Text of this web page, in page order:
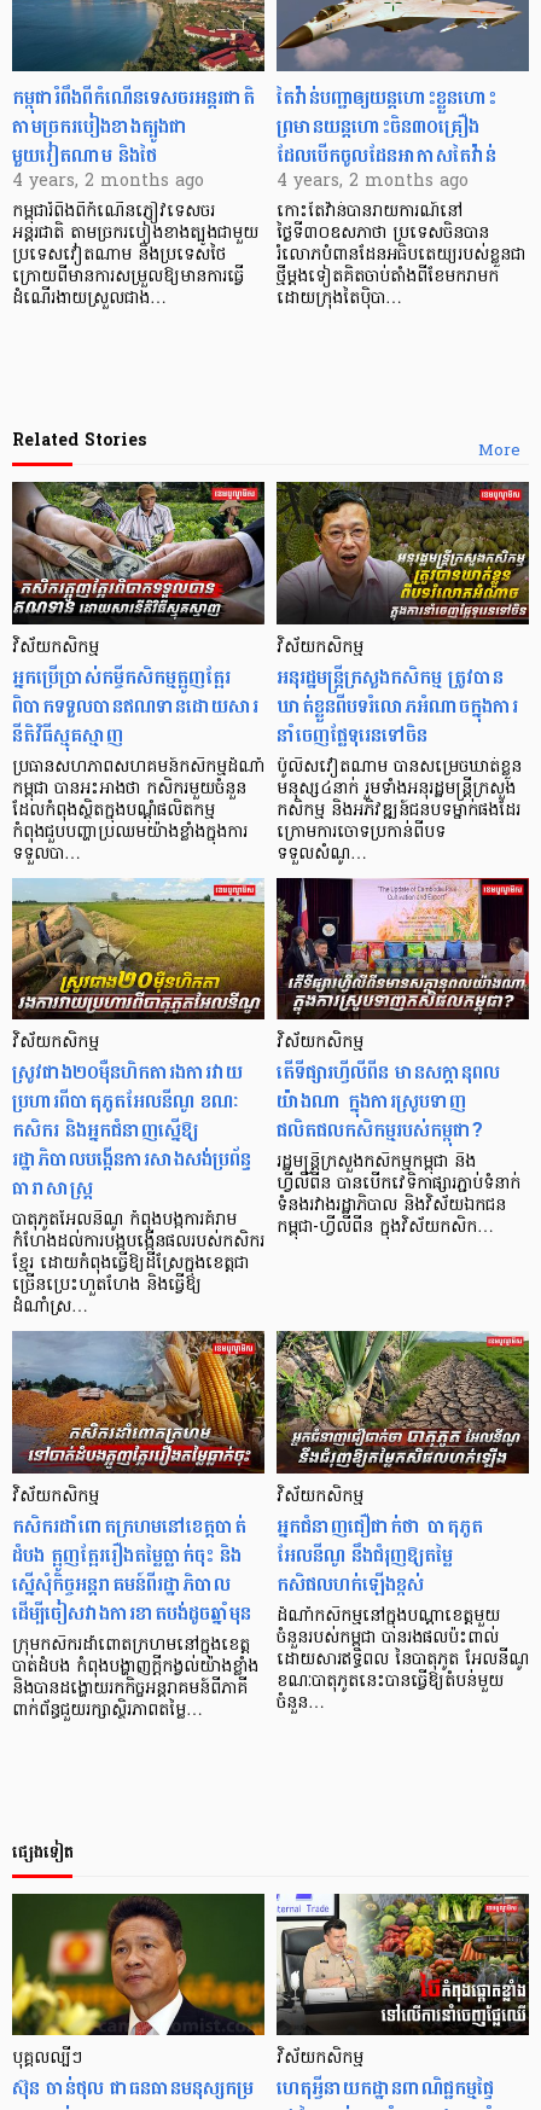
កម្ពុជារំពឹងពីកំណើនទេសចរអន្តរជាតិ
តាមច្រករបៀងខាងត្បូងជា
មួយវៀតណាម និងថៃ
4 years, 2 months ago
កម្ពុជារំពឹងពីកំណើនភ្ញៀវទេសចរ
អន្តរជាតិ តាមច្រករបៀងខាងត្បូងជាមួយ
ប្រទេសវៀតណាម និងប្រទេសថៃ
ក្រោយពីមានការសម្រួលឱ្យមានការធ្វើ
ដំណើរងាយស្រួលជាង…
តៃវ៉ាន់បញ្ជាឲ្យយន្ដហោះខ្លួនហោះ
ព្រមានយន្ដហោះចិន៣០គ្រឿង
ដែលបើកចូលដែនអាកាសតៃវ៉ាន់
4 years, 2 months ago
កោះតៃវ៉ាន់បានរាយការណ៍នៅ
ថ្ងៃទី៣០ឧសភាថា ប្រទេសចិនបាន
រំលោភបំពានដែនអធិបតេយ្យរបស់ខ្លួនជា
ថ្មីម្តងទៀតគិតចាប់តាំងពីខែមករាមក
ដោយក្រុងតៃប៉ិបា…
More
Related Stories
វិស័យកសិកម្ម
អ្នកប្រើប្រាស់កម្ចីកសិកម្មត្អូញត្អែរ
ពិបាកទទួលបានឥណទាន​ដោយសារ
នីតិវិធីស្មុគស្មាញ
ប្រធានសហភាពសហគមន៍កសិកម្មដំណាំ
កម្ពុជា បានអះអាងថា កសិករមួយចំនួន
ដែលកំពុងស្ថិតក្នុងបណ្តុំផលិតកម្ម
កំពុងជួបបញ្ហាប្រឈមយ៉ាងខ្លាំងក្នុងការ
ទទួលបា…
វិស័យកសិកម្ម
អនុរដ្ឋមន្ត្រីក្រសួងកសិកម្ម ត្រូវបាន
ឃាត់ខ្លួនពីបទរំលោភអំណាចក្នុងការ
នាំចេញផ្លែទុរេនទៅចិន
ប៉ូលិសវៀតណាម បានសម្រេចឃាត់ខ្លួន
មនុស្ស៤នាក់ រួមទាំងអនុរដ្ឋមន្ត្រីក្រសួង
កសិកម្ម និងអភិវឌ្ឍន៍ជនបទម្នាក់ផងដែរ
ក្រោមការចោទប្រកាន់ពីបទ
ទទួលសំណូ…
វិស័យកសិកម្ម
ស្រូវជាង២០ម៉ឺនហិកតារងការវាយ
ប្រហារពីបាតុភូតអែលនីណូ ខណៈ
កសិករ និងអ្នកជំនាញស្នើឱ្យ
រដ្ឋាភិបាលបង្កើនការសាងសង់ប្រព័ន្ធ
ធារាសាស្ត្រ
បាតុភូតអែលនីណូ កំពុងបង្កការគំរាម
កំហែងដល់ការបង្កបង្កើនផលរបស់កសិករ
ខ្មែរ ដោយកំពុងធ្វើឱ្យដីស្រែក្នុងខេត្តជា
ច្រើនប្រេះហួតហែង និងធ្វើឱ្យ
ដំណាំស្រ…
វិស័យកសិកម្ម
តើទីផ្សារហ្វីលីពីន មានសក្តានុពល
យ៉ាងណា ក្នុងការស្រូបទាញ
ផលិតផលកសិកម្មរបស់កម្ពុជា?
រដ្ឋមន្ត្រីក្រសួងកសិកម្មកម្ពុជា និង
ហ្វីលីពីន បានបើកវេទិកាផ្សារភ្ជាប់ទំនាក់
ទំនងរវាងរដ្ឋាភិបាល និងវិស័យឯកជន
កម្ពុជា-ហ្វីលីពីន ក្នុងវិស័យកសិក…
វិស័យកសិកម្ម
កសិករដាំពោតក្រហមនៅខេត្តបាត់
ដំបង ត្អូញត្អែររឿងតម្លៃធ្លាក់ចុះ និង
ស្នើសុំកិច្ចអន្តរាគមន៍ពីរដ្ឋាភិបាល
ដើម្បីចៀសវាងការខាតបង់ដូចឆ្នាំមុន
ក្រុមកសិករដាំពោតក្រហមនៅក្នុងខេត្ត
បាត់ដំបង កំពុងបង្ហាញក្តីកង្វល់យ៉ាងខ្លាំង
និងបានដង្ហោយរកកិច្ចអន្តរាគមន៍ពីភាគី
ពាក់ព័ន្ធជួយរក្សាស្ថិរភាពតម្លៃ…
វិស័យកសិកម្ម
អ្នកជំនាញជឿជាក់ថា បាតុភូត
អែលនីណូ នឹងជំរុញឱ្យតម្លៃ
កសិផលហក់ឡើងខ្ពស់
ដំណាំកសិកម្មនៅក្នុង​បណ្ដាខេត្តមួយ
ចំនួនរបស់កម្ពុជា បានរងផលប៉ះពាល់
ដោយសារឥទ្ធិពល នៃបាតុភូត អែលនីណូ
ខណៈបាតុភូតនេះបានធ្វើឱ្យតំបន់មួយ
ចំនួន…
ផ្សេងទៀត
បុគ្គលល្បីៗ
ស៊ុន ចាន់ថុល ជា​ធនធាន​មនុស្ស​កម្រ​
វិស័យកសិកម្ម
ហេតុអ្វីនាយកដ្ឋានពាណិជ្ជកម្មផ្ទៃ